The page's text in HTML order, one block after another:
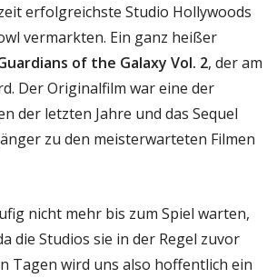
erfolgreichste Studio Hollywoods
vermarkten. Ein ganz heißer
of the Galaxy Vol. 2, der am
Der Originalfilm war eine der
der letzten Jahre und das Sequel
zu den meisterwarteten Filmen
nicht mehr bis zum Spiel warten,
die Studios sie in der Regel zuvor
Tagen wird uns also hoffentlich ein